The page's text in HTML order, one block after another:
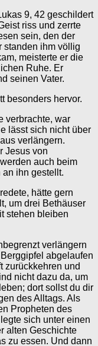
9, 42 geschildert
riss und zerrte
sein, den der
standen ihm völlig
meisterte er die
Ruhe. Er
seinen Vater.
besonders hervor.
verbrachte, war
lässt sich nicht über
verlängern.
Jesus von
auch beim
ihn gestellt.
hätte gern
um drei Bethäuser
stehen bleiben
verlängern
abgelaufen
zurückkehren und
nicht dazu da, um
dort sollst du dir
des Alltags. Als
Propheten des
sich unter einen
alten Geschichte
zu essen. Und dann